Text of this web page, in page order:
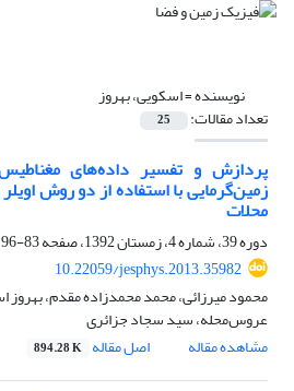
نویسنده =اسکویی، بهروز
تعداد مقالات: 25
پردازش و تفسیر داده‌های
محلات
دوره 39، شماره 4، زمستان 1392، صفحه
83-96
10.22059/jesphys.2013.35982
محمود میرزائی، محمد محمدزاده مقدم،
عروس‌‌‌محله، سید سجاد جزائری
مشاهده مقاله
اصل مقاله 894.28 K